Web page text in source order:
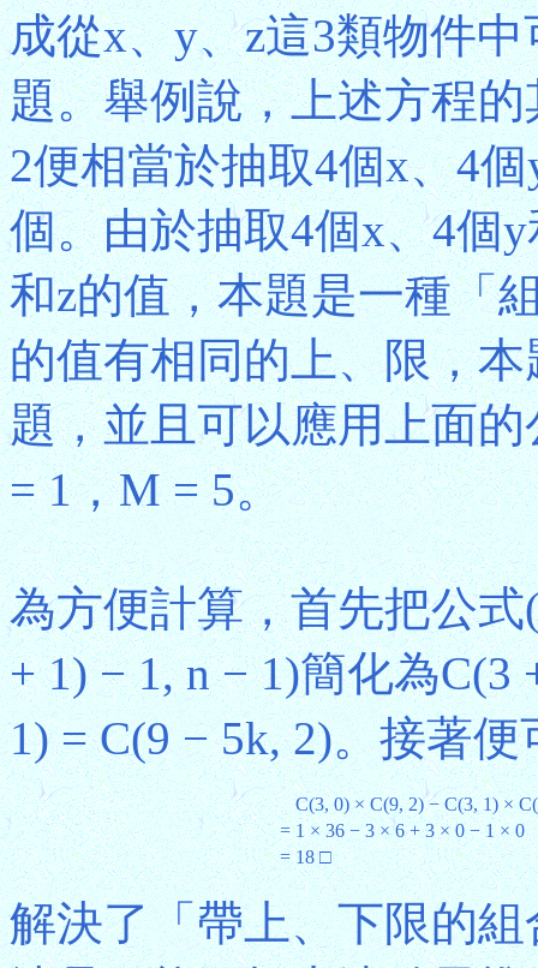
成從x、y、z這3類物件
題。舉例說，上述方程
2便相當於抽取4個x、4
個。由於抽取4個x、4個
和z的值，本題是一種「
的值有相同的上、限，
題，並且可以應用上面
= 1，M = 5。
為方便計算，首先把公
+ 1) − 1, n − 1)簡化為C(3
1) = C(9 − 5k, 2)。接著
C(3, 0) × C(9, 2) − C(3, 1) ×
= 1 × 36 − 3 × 6 + 3 × 0 − 1 × 0
= 18 □
解決了「帶上、下限的